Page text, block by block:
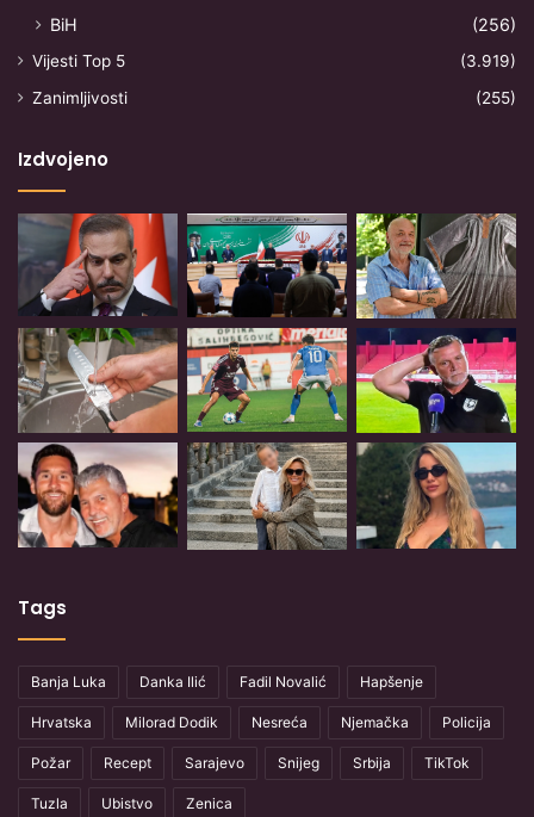
BiH (256)
Vijesti Top 5
(3.919)
Zanimljivosti
(255)
Izdvojeno
Tags
Banja Luka Danka Ilić Fadil Novalić Hapšenje
Hrvatska Milorad Dodik Nesreća Njemačka Policija
Požar Recept Sarajevo Snijeg Srbija TikTok
Tuzla Ubistvo Zenica